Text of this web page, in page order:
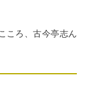
ころ、古今亭志ん